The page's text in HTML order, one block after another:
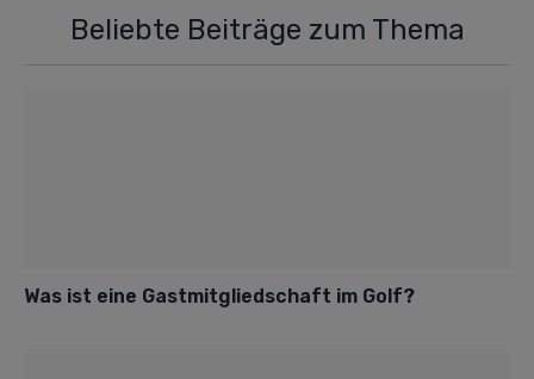
Beliebte Beiträge zum Thema
Was ist eine Gastmitgliedschaft im Golf?